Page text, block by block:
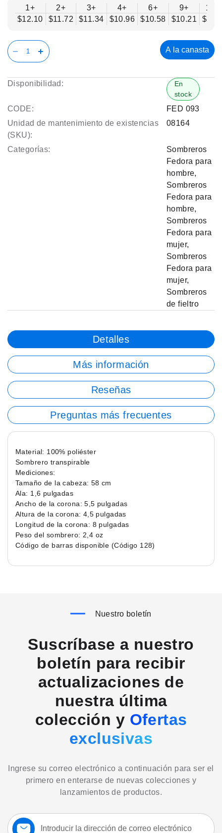
1+
$12.10
2+
$11.72
3+
$11.34
4+
$10.96
6+
$10.58
9+
$10.21
12+
A la canasta
Disponibilidad:
En
stock
CODE:
FED 093
Unidad de mantenimiento de existencias
(SKU):
08164
Categorías:
Sombreros
Fedora para
hombre,
Sombreros
Fedora para
hombre,
Sombreros
Fedora para
mujer,
Sombreros
Fedora para
mujer,
Sombreros
de fieltro
Detalles
Más información
Reseñas
Preguntas más frecuentes
Material: 100% poliéster
Sombrero transpirable
Mediciones:
Tamaño de la cabeza: 58 cm
Ala: 1,6 pulgadas
Ancho de la corona: 5,5 pulgadas
Altura de la corona: 4,5 pulgadas
Longitud de la corona: 8 pulgadas
Peso del sombrero: 2,4 oz
Código de barras disponible (Código 128)
Nuestro boletín
Suscríbase a nuestro
boletín para recibir
actualizaciones de
nuestra última
colección y Ofertas
exclusivas
Ingrese su correo electrónico a continuación para ser el
primero en enterarse de nuevas colecciones y
lanzamientos de productos.
Suscríbase
a